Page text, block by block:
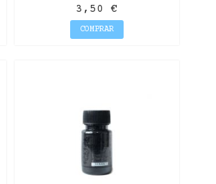
SORBETE
3,50 €
COMPRAR